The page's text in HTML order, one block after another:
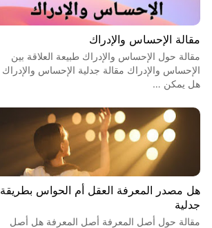
مقالة الإحساس والإدراك
مقالة حول الإحساس والإدراك طبيعة العلاقة بين
الإحساس والإدراك مقالة جدلية الإحساس والإدراك
هل يمكن …
هل مصدر المعرفة العقل أم الحواس بطريقة
جدلية
مقالة حول أصل المعرفة أصل المعرفة هل أصل